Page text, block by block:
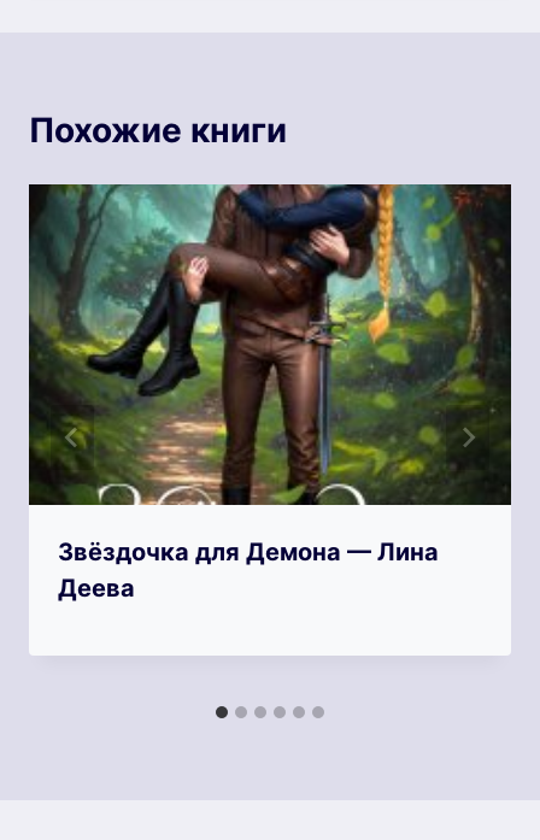
Похожие книги
Звёздочка для Демона — Лина
Деева